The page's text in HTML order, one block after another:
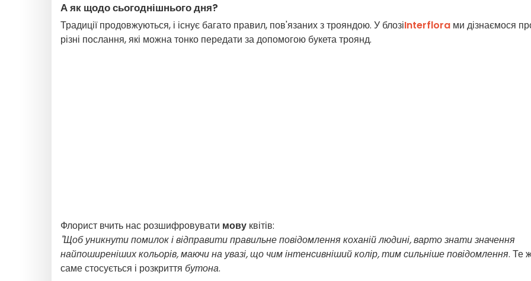
А як щодо сьогоднішнього дня?
Традиції продовжуються, і існує багато правил, пов'язаних з трояндою. У блозіInterflora ми дізнаємося
різні послання, які можна тонко передати за допомогою букета троянд.
Флорист вчить нас розшифровувати мову квітів:
"Щоб уникнути помилок і відправити правильне повідомлення коханій людині, варто знати значення
найпоширеніших кольорів, маючи на увазі, що чим інтенсивніший колір, тим сильніше повідомлення. Те
саме стосується і розкриття бутона.